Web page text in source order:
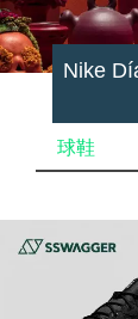
Nike
球鞋